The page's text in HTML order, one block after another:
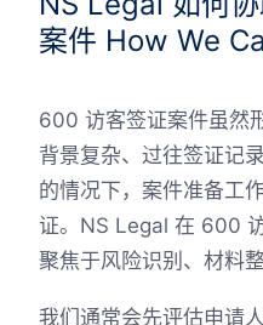
案件 How We
600 访客签证案件虽然
背景复杂、过往签证记
的情况下，案件准备工
证。NS Legal 在 600
聚焦于风险识别、材料
我们通常会先评估申请